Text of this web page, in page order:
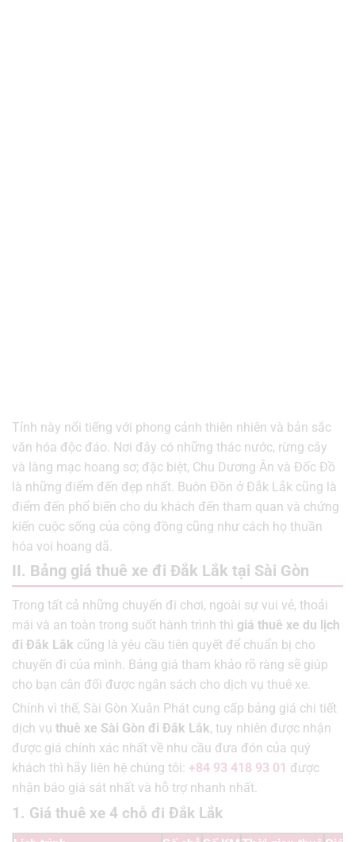
Tỉnh này nổi tiếng với phong cảnh thiên nhiên và bản sắc
văn hóa độc đáo. Nơi đây có những thác nước, rừng cây
và làng mạc hoang sơ; đặc biệt, Chu Dương Ân và Đốc Đồ
là những điểm đến đẹp nhất. Buôn Đồn ở Đắk Lắk cũng là
điểm đến phổ biến cho du khách đến tham quan và chứng
kiến ​​cuộc sống của cộng đồng cũng như cách họ thuần
hóa voi hoang dã.
II. Bảng giá thuê xe đi Đắk Lắk tại Sài Gòn
Trong tất cả những chuyến đi chơi, ngoài sự vui vẻ, thoải
mái và an toàn trong suốt hành trình thì giá thuê xe du lịch
đi Đắk Lắk cũng là yêu cầu tiên quyết để chuẩn bị cho
chuyến đi của mình. Bảng giá tham khảo rõ ràng sẽ giúp
cho bạn cân đối được ngân sách cho dịch vụ thuê xe.
Chính vì thế, Sài Gòn Xuân Phát cung cấp bảng giá chi tiết
dịch vụ thuê xe Sài Gòn đi Đắk Lắk, tuy nhiên được nhận
được giá chính xác nhất về nhu cầu đưa đón của quý
khách thì hãy liên hệ chúng tôi: +84 93 418 93 01 được
nhận báo giá sát nhất và hỗ trợ nhanh nhất.
1. Giá thuê xe 4 chỗ đi Đắk Lắk